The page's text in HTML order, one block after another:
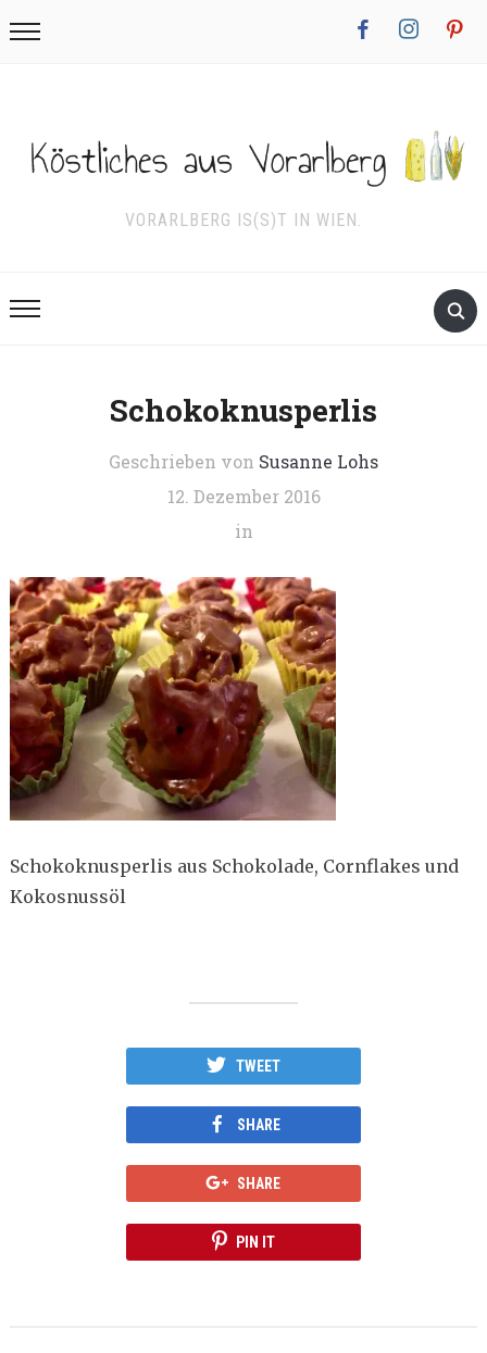
facebook instagrampinterest
VORARLBERG IS(S)T IN WIEN.
Schokoknusperlis
Geschrieben von Susanne Lohs
12. Dezember 2016
in
Schokoknusperlis aus Schokolade, Cornflakes und
Kokosnussöl
TWEET
SHARE
SHARE
PIN IT